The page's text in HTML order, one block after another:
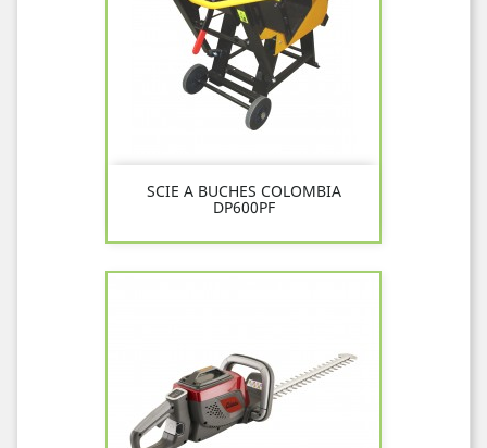
SCIE A BUCHES COLOMBIA
DP600PF